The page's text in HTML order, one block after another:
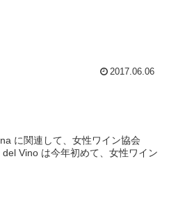
2017.06.06
に関連して、女性ワイン協会
Vino は今年初めて、女性ワイン